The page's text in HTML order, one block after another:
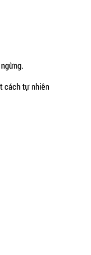
cách tự nhiên